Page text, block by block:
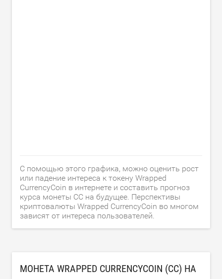
С помощью этого графика, можно оценить рост
или падение интереса к токену Wrapped
CurrencyCoin в интернете и составить прогноз
курса монеты CC на будущее. Перспективы
криптовалюты Wrapped CurrencyCoin во многом
зависят от интереса пользователей.
МОНЕТА WRAPPED CURRENCYCOIN (CC) НА